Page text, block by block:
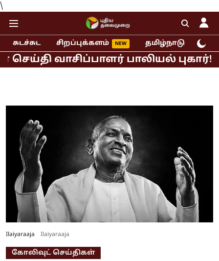
\
சுடச்சுட சிறப்புக்களம் தமிழ்நாடு
பாலியல் புகார்!
Ilaiyaraaja Ilaiyaraaja
கோலிவுட் செய்திகள்